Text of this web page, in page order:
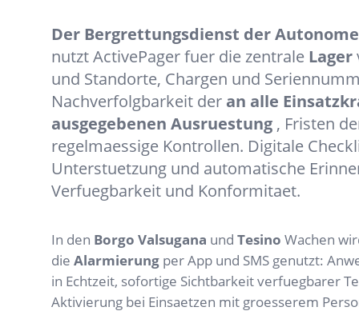
Der Bergrettungsdienst der
nutzt ActivePager fuer die zentrale Lager
und Standorte, Chargen und
Nachverfolgbarkeit der an alle
ausgegebenen Ausruestung , Fristen
regelmaessige Kontrollen. Digitale
Unterstuetzung und automatische
Verfuegbarkeit und Konformitaet.
In den Borgo Valsugana und Tesino Wachen
die Alarmierung per App und SMS genutzt:
in Echtzeit, sofortige Sichtbarkeit verfuegbarer
Aktivierung bei Einsaetzen mit groesserem